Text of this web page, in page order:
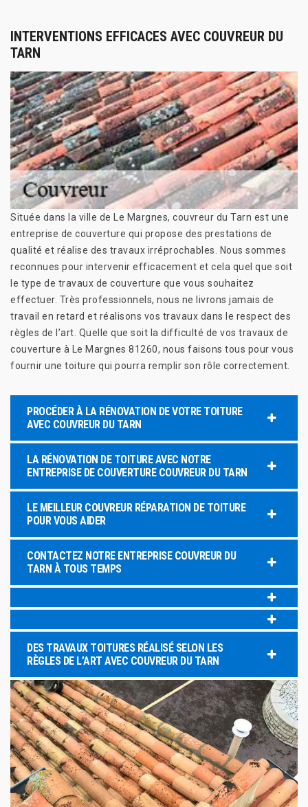
INTERVENTIONS EFFICACES AVEC COUVREUR DU
TARN
Située dans la ville de Le Margnes, couvreur du Tarn est une
entreprise de couverture qui propose des prestations de
qualité et réalise des travaux irréprochables. Nous sommes
reconnues pour intervenir efficacement et cela quel que soit
le type de travaux de couverture que vous souhaitez
effectuer. Très professionnels, nous ne livrons jamais de
travail en retard et réalisons vos travaux dans le respect des
règles de l’art. Quelle que soit la difficulté de vos travaux de
couverture à Le Margnes 81260, nous faisons tous pour vous
fournir une toiture qui pourra remplir son rôle correctement.
PROCÉDER À LA RÉNOVATION DE VOTRE TOITURE
AVEC COUVREUR DU TARN
LA RÉNOVATION DE TOITURE AVEC NOTRE
ENTREPRISE DE COUVERTURE COUVREUR DU TARN
LE MEILLEUR COUVREUR RÉPARATION DE TOITURE
POUR VOUS AIDER
CONTACTEZ NOTRE ENTREPRISE COUVREUR DU
TARN À TOUS TEMPS
DES TRAVAUX TOITURES RÉALISÉ SELON LES
RÈGLES DE L’ART AVEC COUVREUR DU TARN